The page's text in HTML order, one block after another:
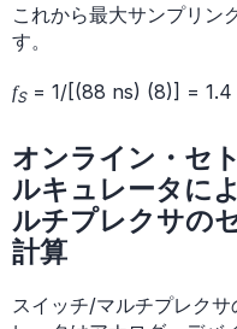
これから最大サンプリン
す。
fS= 1/[(88 ns) (8)] = 1.4
オンライン・セ
ルキュレータに
ルチプレクサの
計算
スイッチ/マルチプレク